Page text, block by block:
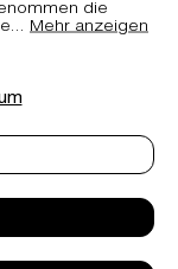
die
... Mehr anzeigen